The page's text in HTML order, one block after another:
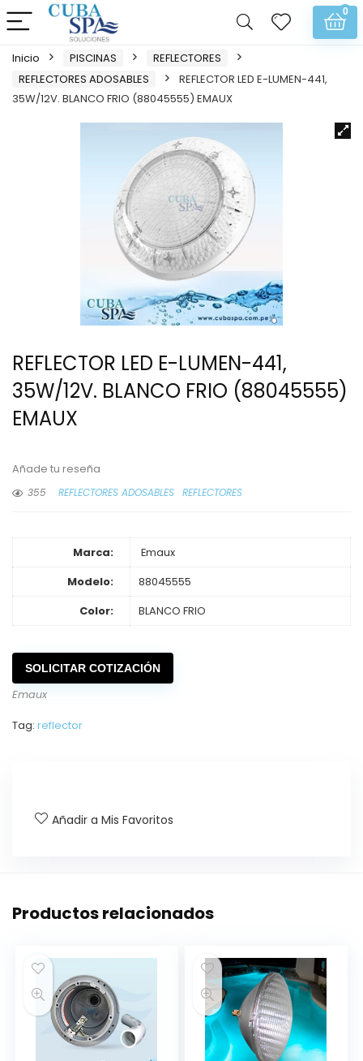
0
Inicio PISCINAS
REFLECTORES
REFLECTORES ADOSABLES
REFLECTOR LED E-LUMEN-441,
35W/12V. BLANCO FRIO (88045555) EMAUX
REFLECTOR LED E-LUMEN-441,
35W/12V. BLANCO FRIO (88045555)
EMAUX
Añade tu reseña
355
REFLECTORES ADOSABLES REFLECTORES
Marca:
Emaux
Modelo:
88045555
Color:
BLANCO FRIO
SOLICITAR COTIZACIÓN
Emaux
Tag: reflector
Añadir a Mis Favoritos
Productos relacionados